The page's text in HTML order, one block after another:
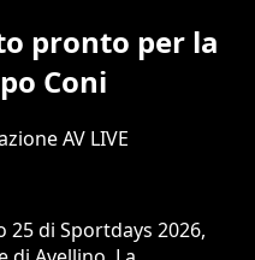
pronto per la
Coni
AV LIVE
di Sportdays 2026,